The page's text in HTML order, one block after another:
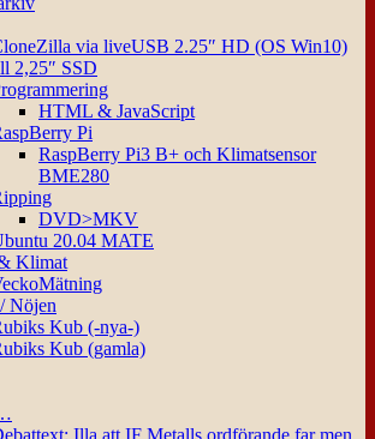
via liveUSB 2.25″ HD (OS Win10)
2,25″ SSD
HTML & JavaScript
Pi
RaspBerry Pi3 B+ och Klimatsensor
BME280
DVD>MKV
20.04 MATE
Klimat
Nöjen
Kub (-nya-)
Kub (gamla)